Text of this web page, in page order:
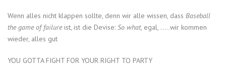
Wenn alles nicht klappen sollte, denn wir alle wissen, dass Baseball
the game of failureist, ist die Devise: So what, egal, …..wir kommen
wieder, alles gut
YOU GOTTA FIGHT FOR YOUR RIGHT TO PARTY